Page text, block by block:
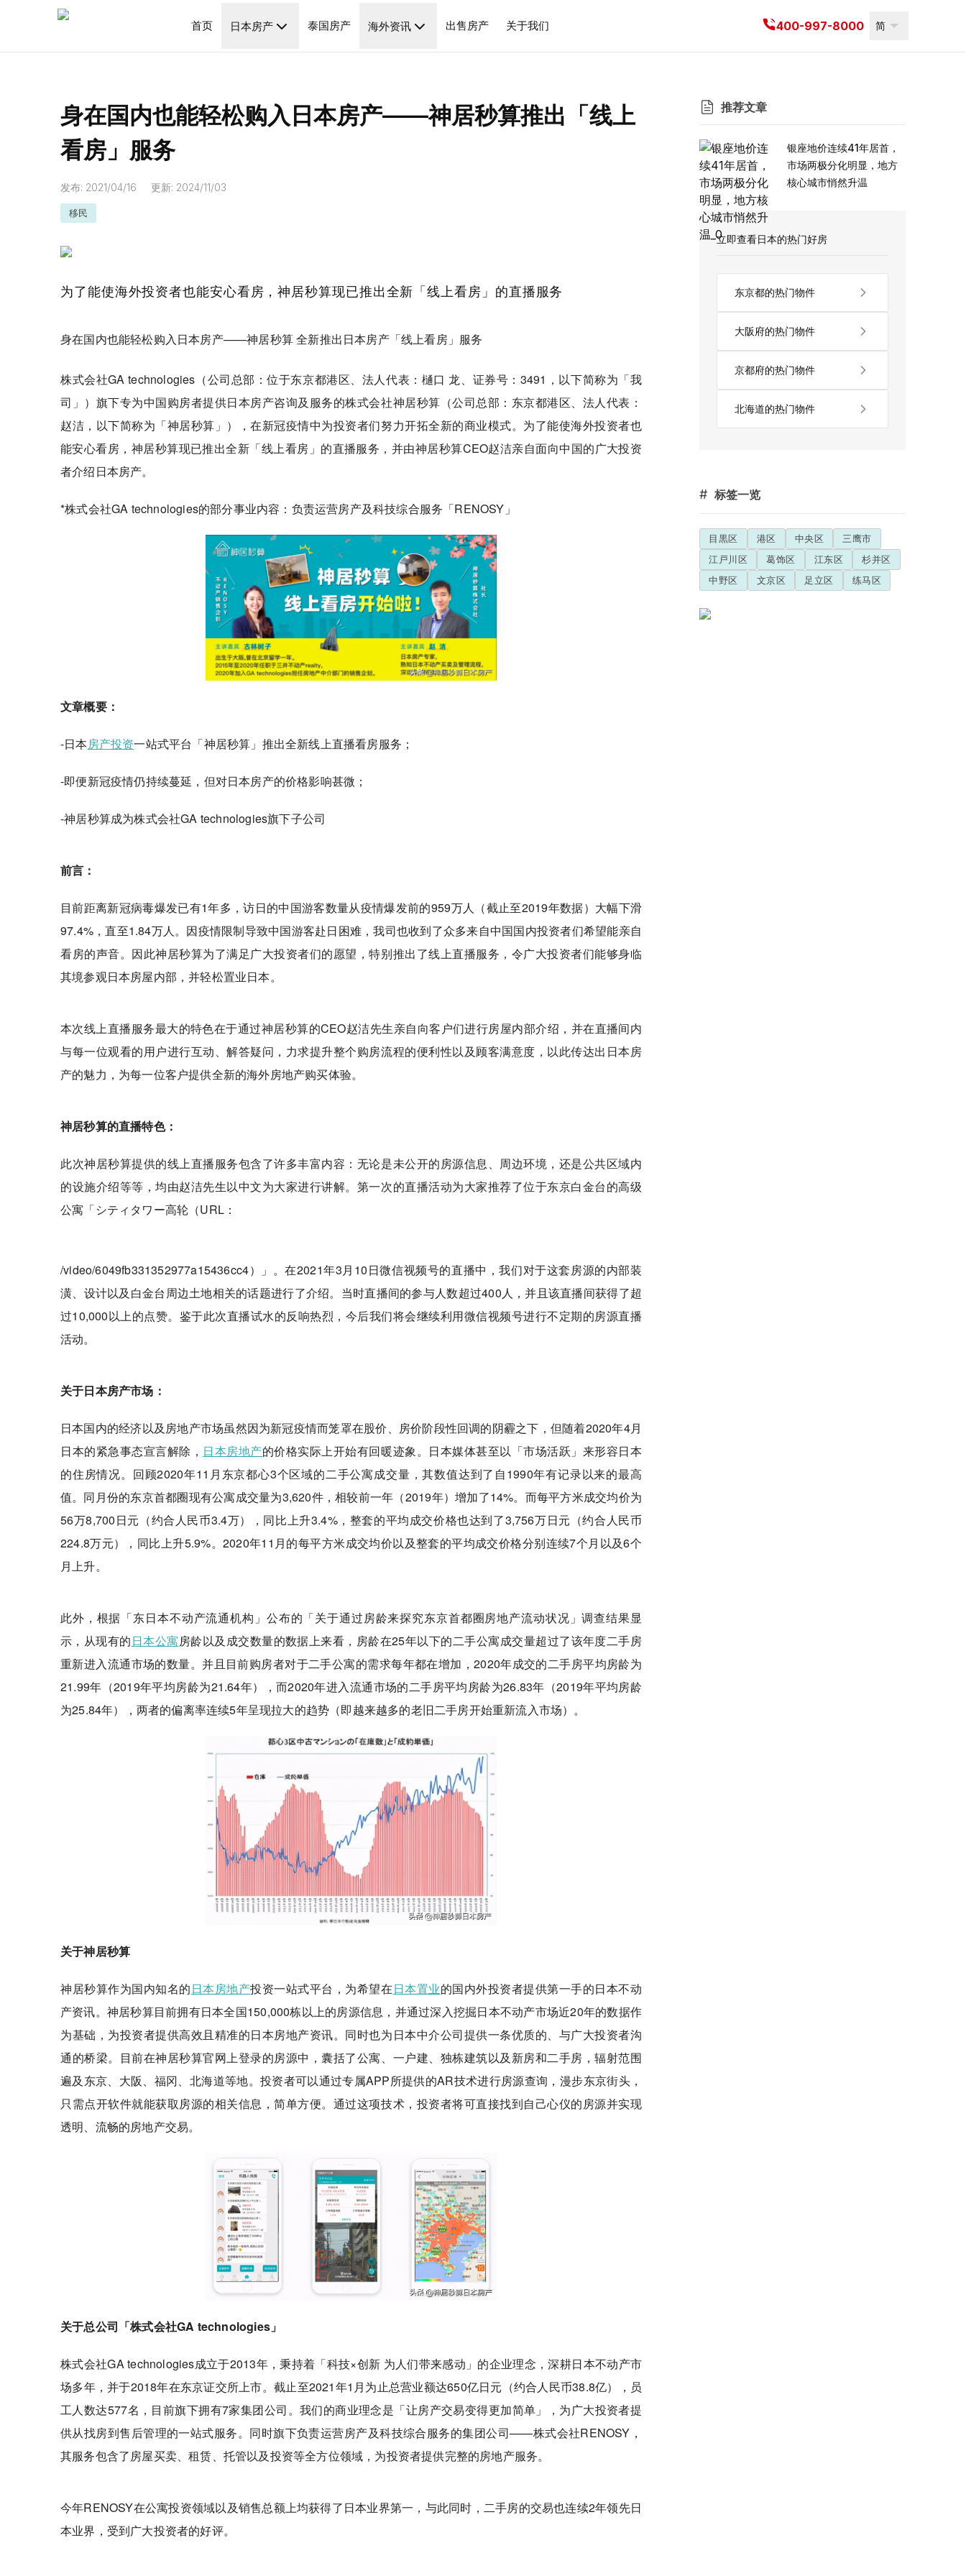
首页 日本房产 泰国房产 海外资讯 出售房产 关于我们 400-997-8000 简
身在国内也能轻松购入日本房产——神居秒算推出「线上
看房」服务
发布: 2021/04/16 更新: 2024/11/03
移民
为了能使海外投资者也能安心看房，神居秒算现已推出全新「线上看房」的直播服务
身在国内也能轻松购入日本房产——神居秒算 全新推出日本房产「线上看房」服务
株式会社GA technologies（公司总部：位于东京都港区、法人代表：樋口 龙、证券号：3491，以下简称为「我
司」）旗下专为中国购房者提供日本房产咨询及服务的株式会社神居秒算（公司总部：东京都港区、法人代表：
赵洁，以下简称为「神居秒算」），在新冠疫情中为投资者们努力开拓全新的商业模式。为了能使海外投资者也
能安心看房，神居秒算现已推出全新「线上看房」的直播服务，并由神居秒算CEO赵洁亲自面向中国的广大投资
者介绍日本房产。
*株式会社GA technologies的部分事业内容：负责运营房产及科技综合服务「RENOSY」
文章概要：
-日本房产投资一站式平台「神居秒算」推出全新线上直播看房服务；
-即便新冠疫情仍持续蔓延，但对日本房产的价格影响甚微；
-神居秒算成为株式会社GA technologies旗下子公司
前言：
目前距离新冠病毒爆发已有1年多，访日的中国游客数量从疫情爆发前的959万人（截止至2019年数据）大幅下滑
97.4%，直至1.84万人。因疫情限制导致中国游客赴日困难，我司也收到了众多来自中国国内投资者们希望能亲自
看房的声音。因此神居秒算为了满足广大投资者们的愿望，特别推出了线上直播服务，令广大投资者们能够身临
其境参观日本房屋内部，并轻松置业日本。
本次线上直播服务最大的特色在于通过神居秒算的CEO赵洁先生亲自向客户们进行房屋内部介绍，并在直播间内
与每一位观看的用户进行互动、解答疑问，力求提升整个购房流程的便利性以及顾客满意度，以此传达出日本房
产的魅力，为每一位客户提供全新的海外房地产购买体验。
神居秒算的直播特色：
此次神居秒算提供的线上直播服务包含了许多丰富内容：无论是未公开的房源信息、周边环境，还是公共区域内
的设施介绍等等，均由赵洁先生以中文为大家进行讲解。第一次的直播活动为大家推荐了位于东京白金台的高级
公寓「シティタワー高轮（URL：
/video/6049fb331352977a15436cc4）」。在2021年3月10日微信视频号的直播中，我们对于这套房源的内部装
潢、设计以及白金台周边土地相关的话题进行了介绍。当时直播间的参与人数超过400人，并且该直播间获得了超
过10,000以上的点赞。鉴于此次直播试水的反响热烈，今后我们将会继续利用微信视频号进行不定期的房源直播
活动。
关于日本房产市场：
日本国内的经济以及房地产市场虽然因为新冠疫情而笼罩在股价、房价阶段性回调的阴霾之下，但随着2020年4月
日本的紧急事态宣言解除， 日本房地产的价格实际上开始有回暖迹象。日本媒体甚至以「市场活跃」来形容日本
的住房情况。回顾2020年11月东京都心3个区域的二手公寓成交量，其数值达到了自1990年有记录以来的最高
值。同月份的东京首都圈现有公寓成交量为3,620件，相较前一年（2019年）增加了14%。而每平方米成交均价为
56万8,700日元（约合人民币3.4万），同比上升3.4%，整套的平均成交价格也达到了3,756万日元（约合人民币
224.8万元），同比上升5.9%。2020年11月的每平方米成交均价以及整套的平均成交价格分别连续7个月以及6个
月上升。
此外，根据「东日本不动产流通机构」公布的「关于通过房龄来探究东京首都圈房地产流动状况」调查结果显
示，从现有的日本公寓房龄以及成交数量的数据上来看，房龄在25年以下的二手公寓成交量超过了该年度二手房
重新进入流通市场的数量。并且目前购房者对于二手公寓的需求每年都在增加，2020年成交的二手房平均房龄为
21.99年（2019年平均房龄为21.64年），而2020年进入流通市场的二手房平均房龄为26.83年（2019年平均房龄
为25.84年），两者的偏离率连续5年呈现拉大的趋势（即越来越多的老旧二手房开始重新流入市场）。
关于神居秒算
神居秒算作为国内知名的日本房地产投资一站式平台，为希望在日本置业的国内外投资者提供第一手的日本不动
产资讯。神居秒算目前拥有日本全国150,000栋以上的房源信息，并通过深入挖掘日本不动产市场近20年的数据作
为基础，为投资者提供高效且精准的日本房地产资讯。同时也为日本中介公司提供一条优质的、与广大投资者沟
通的桥梁。目前在神居秒算官网上登录的房源中，囊括了公寓、一户建、独栋建筑以及新房和二手房，辐射范围
遍及东京、大阪、福冈、北海道等地。投资者可以通过专属APP所提供的AR技术进行房源查询，漫步东京街头，
只需点开软件就能获取房源的相关信息，简单方便。通过这项技术，投资者将可直接找到自己心仪的房源并实现
透明、流畅的房地产交易。
关于总公司「株式会社GA technologies」
株式会社GA technologies成立于2013年，秉持着「科技×创新 为人们带来感动」的企业理念，深耕日本不动产市
场多年，并于2018年在东京证交所上市。截止至2021年1月为止总营业额达650亿日元（约合人民币38.8亿），员
工人数达577名，目前旗下拥有7家集团公司。我们的商业理念是「让房产交易变得更加简单」，为广大投资者提
供从找房到售后管理的一站式服务。同时旗下负责运营房产及科技综合服务的集团公司——株式会社RENOSY，
其服务包含了房屋买卖、租赁、托管以及投资等全方位领域，为投资者提供完整的房地产服务。
今年RENOSY在公寓投资领域以及销售总额上均获得了日本业界第一，与此同时，二手房的交易也连续2年领先日
本业界，受到广大投资者的好评。
推荐文章
银座地价连续41年居首，
市场两极分化明显，地方
核心城市悄然升温
立即查看日本的热门好房
东京都的热门物件
大阪府的热门物件
京都府的热门物件
北海道的热门物件
# 标签一览
目黒区 港区 中央区
三鹰市
江戸川区
葛饰区 江东区
杉并区
中野区
文京区 足立区 练马区